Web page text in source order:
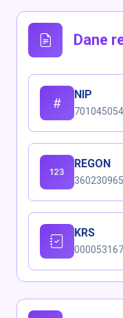
Dane
NIP
REGON
360230965
KRS